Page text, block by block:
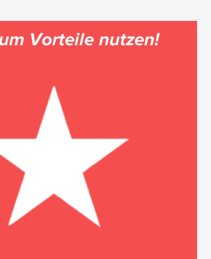
Vorteile nutzen!